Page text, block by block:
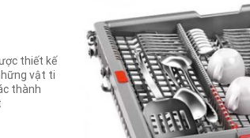
thiết kế
vật ti
thành